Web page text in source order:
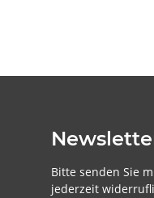
Bitte senden Sie
jederzeit